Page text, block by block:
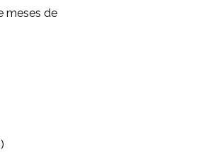
meses de